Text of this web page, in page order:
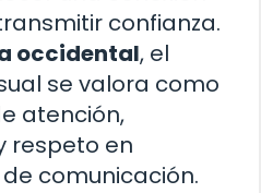
confianza.
occidental, el
se valora como
atención,
respeto en
comunicación.